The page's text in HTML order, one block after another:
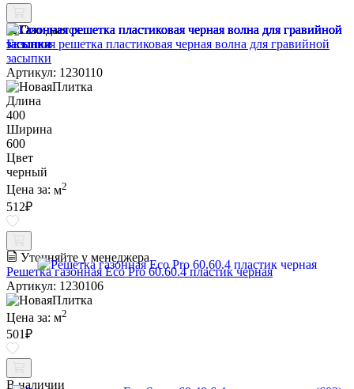
Ожидается
Газонная решетка пластиковая черная волна для гравийной
засыпки
Артикул: 1230110
Длина
400
Ширина
600
Цвет
черный
Цена за: м2
512₽
Уточняйте у менеджера
Решетка газонная Eco Pro 60.60.4 пластик черная
Артикул: 1230106
Цена за: м2
501₽
В наличии